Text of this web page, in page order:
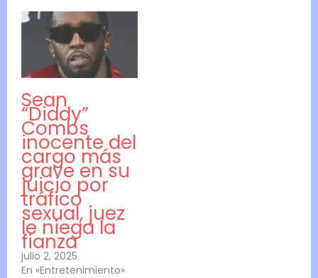
Sean
“Diddy”
Combs
inocente del
cargo más
grave en su
juicio por
tráfico
sexual, juez
le niega la
fianza
julio 2, 2025
En «Entretenimiento»